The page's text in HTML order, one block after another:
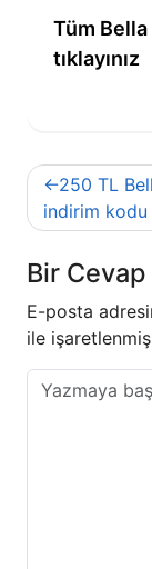
Tüm
tıklayınız
Yazı
gezinmesi
250 TL
indirim kodu
Bir Cevap
E-posta
ile